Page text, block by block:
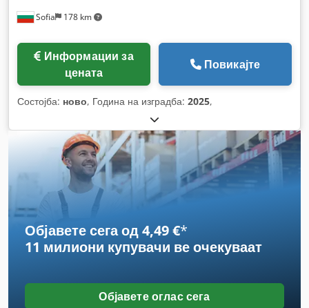
Sofia 178 km
цената
Повикајте
Состојба: ново, Година на изградба: 2025,
Објавете сега од 4,49 €*
11 милиони купувачи ве очекуваат
Објавете оглас сега